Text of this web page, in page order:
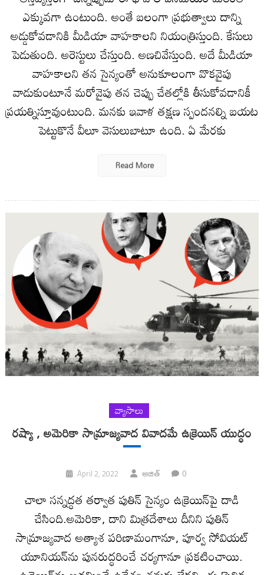
ఎక్కువగా ఉంటుంది. అంతే బలంగా ప్రభుత్వాలు దాన్ని
అడ్డుకోవడానికి మీడియా వాహకాలని నియంత్రిస్తుంది. కేసులు
పెడుతుంది. అరెస్టులు చేస్తుంది. అణచివేస్తుంది. అదే మీడియా
వాహకాలని తన సైన్యంతో అనుకూలంగా వొకవైపు
వాడుకుంటూనే మరోవైపు తన చెప్పు చేతల్లోకి తీసుకోవడానికీ
ప్రయత్నిస్తూవుంటుంది. మనకు ఇవాళ తక్షణ స్పందనల్ని బయట
పెట్టుకొనే వీలూ వెసులుబాటూ ఉంది. ఏ మేరకు
Read More
వ్యాసాలు
రష్యా , అమెరికా సామ్రాజ్యవాద వివాదమే ఉక్రెయిన్‌ యుద్ధం
April 2, 2022 అజిత్ 0
చాలా సన్నద్ధత తర్వాత పుతిన్ సైన్యం ఉక్రెయిన్‌పై దాడి
చేసింది.అమెరికా, దాని మిత్రదేశాలు దీనిని పుతిన్
సామ్రాజ్యవాద అత్యాశ పరిణామంగానూ, పూర్వ సోవియట్
యూనియన్‌ను పునరుద్ధరించే చర్యగానూ ప్రకటించాయి.